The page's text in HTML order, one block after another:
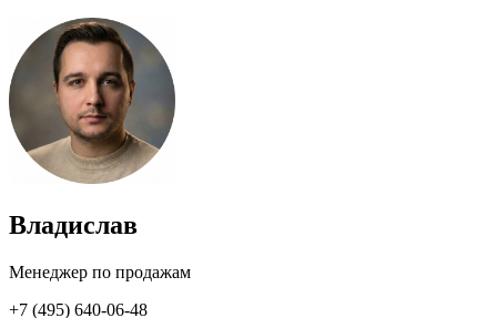
Владислав
Менеджер по продажам
+7 (495) 640-06-48